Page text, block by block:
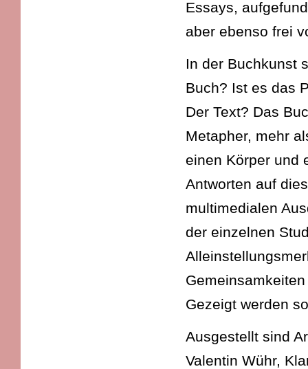
Essays,
aber ebenso frei
In der Buchkunst
Buch? Ist es das
Der Text? Das
Metapher, mehr
einen Körper und
Antworten auf
multimedialen
der einzelnen
Gezeigt werden
Ausgestellt sind
Valentin Wühr,